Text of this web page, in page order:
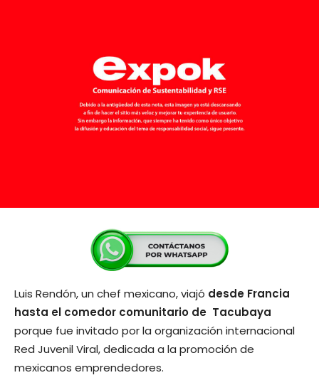
Luis Rendón, un chef mexicano, viajó desde Francia
hasta el comedor comunitario de Tacubaya
porque fue invitado por la organización internacional
Red Juvenil Viral, dedicada a la promoción de
mexicanos emprendedores.